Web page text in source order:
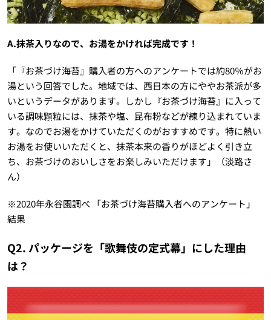
A.抹茶入りなので、お湯をかければ完成です！
「『お茶づけ海苔』購入者の方へのアンケートでは約80％がお
湯という回答でした。地域では、西日本の方にややお茶派が多
いというデータがあります。しかし『お茶づけ海苔』に入って
いる調味顆粒には、抹茶や塩、昆布粉などが練り込まれていま
す。なのでお湯をかけていただくのがおすすめです。特に熱い
お湯をお使いいただくと、抹茶本来の香りがほどよく引き立
ち、お茶づけのおいしさをお楽しみいただけます」（淡路さ
ん）
※2020年永谷園調べ 「お茶づけ海苔購入者へのアンケート」
結果
Q2. パッケージを「歌舞伎の定式幕」にした理由
は？